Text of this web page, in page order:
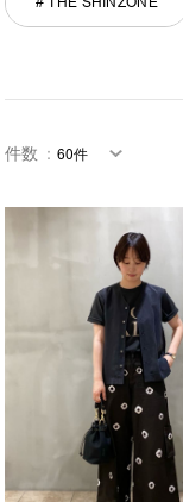
件数 ：